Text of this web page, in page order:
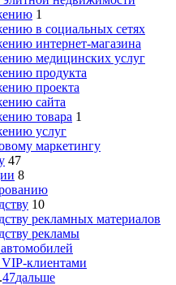
1
в социальных сетях
интернет-магазина
медицинских услуг
продукта
проекта
сайта
товара 1
услуг
маркетингу
47
8
10
рекламных материалов
рекламы
клиентами
47дальше